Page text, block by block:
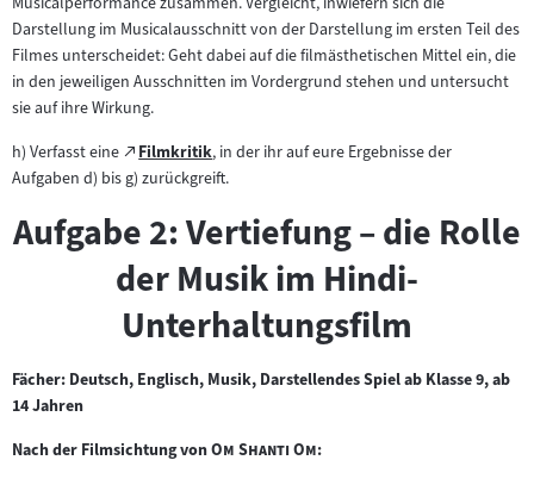
Darstellung im Musicalausschnitt von der Darstellung im ersten Teil des
Filmes unterscheidet: Geht dabei auf die filmästhetischen Mittel ein, die
in den jeweiligen Ausschnitten im Vordergrund stehen und untersucht
sie auf ihre Wirkung.
h) Verfasst eine
Zum
externen
Filmkritik
(öffnet
im
Tab)
, in der ihr auf eure Ergebnisse der
Aufgaben d) bis g) zurückgreift.
Aufgabe 2: Vertiefung – die Rolle
der Musik im Hindi-
Unterhaltungsfilm
Fächer: Deutsch, Englisch, Musik, Darstellendes Spiel ab Klasse 9, ab
14 Jahren
Nach der Filmsichtung von"
Om Shanti Om":